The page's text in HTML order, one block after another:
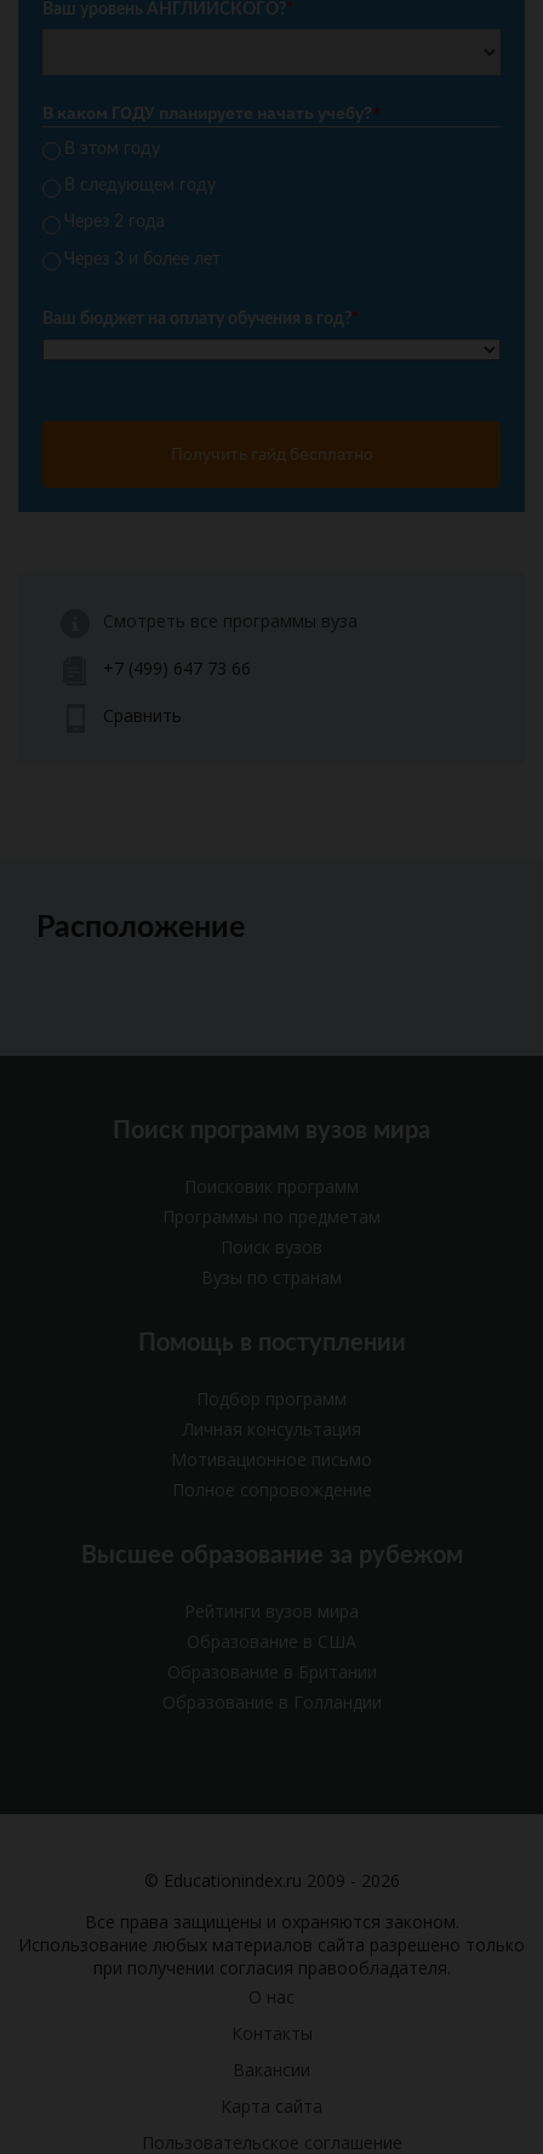
Ваш уровень АНГЛИЙСКОГО?*
В каком ГОДУ планируете начать учебу?*
В этом году
В следующем году
Через 2 года
Через 3 и более лет
Ваш бюджет на оплату обучения в год?*
Получить гайд бесплатно
Смотреть все программы вуза
+7 (499) 647 73 66
Сравнить
Расположение
Поиск программ вузов мира
Поисковик программ
Программы по предметам
Поиск вузов
Вузы по странам
Помощь в поступлении
Подбор программ
Личная консультация
Мотивационное письмо
Полное сопровождение
Высшее образование за рубежом
Рейтинги вузов мира
Образование в США
Образование в Британии
Образование в Голландии
© Educationindex.ru 2009 - 2026
Все права защищены и охраняются законом.
Использование любых материалов сайта разрешено только
при получении согласия правообладателя.
О нас
Контакты
Вакансии
Карта сайта
Пользовательское соглашение